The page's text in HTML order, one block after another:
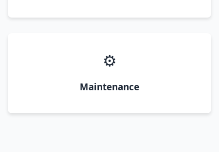
⚙️
Maintenance